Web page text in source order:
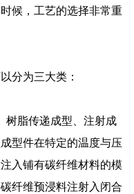
候，工艺的选择非常重
分为三大类：
树脂传递成型、注射成
型件在特定的温度与压
入铺有碳纤维材料的模
纤维预浸料注射入闭合